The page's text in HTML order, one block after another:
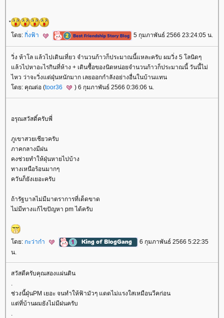
ดย: กิ่งฟ้า 5 กุมภาพันธ์ 2566 23:24:05 น.
วิ่ง ห้าโล แล้วไปเดินเที่ยว จำนวนก้าวก็ประมาณนี้แหละครับ ผมวิ่ง 5 โลนิดๆ
ล้วไปหาอะไรกินที่ห้าง + เดินซื้อของนิดหน่อยจำนวนก้าวก็ประมาณนี้ วันนี้ไม่
ไหว ว่าจะวิ่งแต่ฝุ่นหนักมาก เลยออกกำลังอย่างอื่นในบ้านแทน
ดย: คุณต่อ (toor36 ) 6 กุมภาพันธ์ 2566 0:36:06 น.
อรุณสวัสดิ์ครับพี่
ภูเขาสวยเชียวครับ
ภาคกลางมีฝน
คงช่วยทำให้ฝุ่นหายไปบ้าง
ทางเหนือร้อนมากๆ
ควันก็ยังเยอะครับ
ถ้ารัฐบาลไม่มีมาตราการที่เด็ดขาด
ไม่มีทางแก้ไขปัญหา pm ได้ครับ
ดย: กะว่าก๋า
6 กุมภาพันธ์ 2566 5:22:35
น.
สวัสดีครับคุณสองแผ่นดิน
.
ช่วงนี้ฝุ่นPM เยอะ จนทำให้ฟ้ามัวๆ แดดไม่แรงใสเหมือนวีคก่อน
ต่ที่บ้านผมยังไม่มีฝนครับ
.